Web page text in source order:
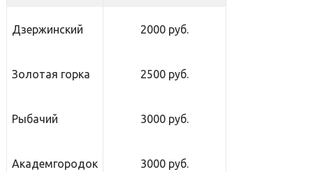
Дзержинский 2000 руб.
Золотая горка 2500 руб.
Рыбачий 3000 руб.
Академгородок 3000 руб.